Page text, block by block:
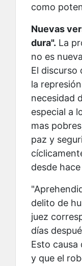
como
Nuevas
dura". La
no es
El discurso
la
necesidad
especial a
mas
paz y
desde
delito de
juez
días
Esto causa
y que el